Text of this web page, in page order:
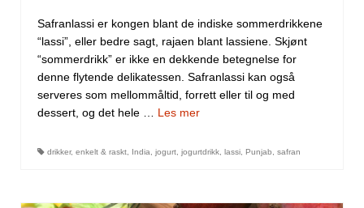
Safranlassi er kongen blant de indiske sommerdrikkene
“lassi”, eller bedre sagt, rajaen blant lassiene. Skjønt
“sommerdrikk” er ikke en dekkende betegnelse for
denne flytende delikatessen. Safranlassi kan også
serveres som mellommåltid, forrett eller til og med
dessert, og det hele … Les mer
drikker, enkelt & raskt, India, jogurt, jogurtdrikk, lassi, Punjab, safran